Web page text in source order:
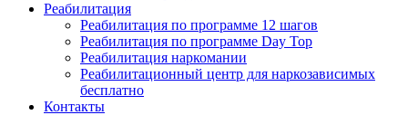
Реабилитация
Реабилитация по программе 12 шагов
Реабилитация по программе Day Top
Реабилитация наркомании
Реабилитационный центр для наркозависимых
бесплатно
Контакты